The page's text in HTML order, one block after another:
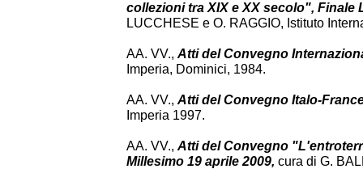
collezioni tra XIX e XX secolo", Finale
LUCCHESE e O. RAGGIO, Istituto
AA. VV., Atti del Convegno
Imperia, Dominici, 1984.
AA. VV., Atti del Convegno Italo-
Imperia 1997.
AA. VV., Atti del Convegno
Millesimo 19 aprile 2009, cura di G.